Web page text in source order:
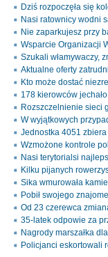
Dziś rozpoczęła się
Nasi ratownicy wodni
Nie zaparkujesz przy
Wsparcie Organizacji
Szukali włamywaczy,
Aktualne oferty
Kto może dostać
178 kierowców
Rozszczelnienie sieci
W wyjątkowych
Jednostka 4051
Wzmożone kontrole
Nasi terytorialsi
Kilku pijanych
Sika wmurowała
Pobił swojego
Od 23 czerewca
35-latek odpowie za
Nagrody marszałka
Policjanci eskortowali